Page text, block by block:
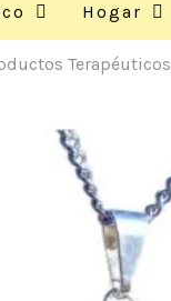
Hogar
Terapéuticos